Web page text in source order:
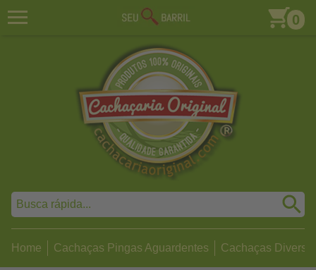
0
Home Cachaças Pingas Aguardentes Cachaças